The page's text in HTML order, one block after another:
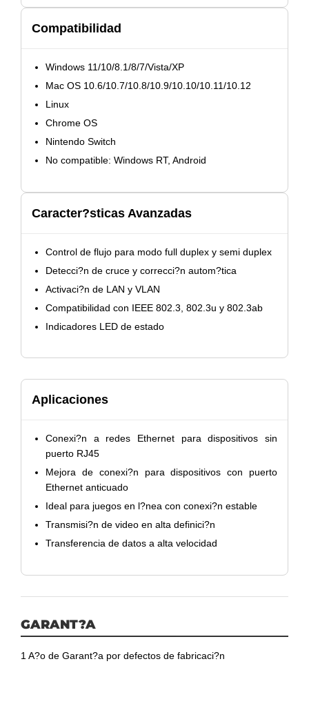
Compatibilidad
Windows 11/10/8.1/8/7/Vista/XP
Mac OS 10.6/10.7/10.8/10.9/10.10/10.11/10.12
Linux
Chrome OS
Nintendo Switch
No compatible: Windows RT, Android
Caracter?sticas Avanzadas
Control de flujo para modo full duplex y semi duplex
Detecci?n de cruce y correcci?n autom?tica
Activaci?n de LAN y VLAN
Compatibilidad con IEEE 802.3, 802.3u y 802.3ab
Indicadores LED de estado
Aplicaciones
Conexi?n a redes Ethernet para dispositivos sin
puerto RJ45
Mejora de conexi?n para dispositivos con puerto
Ethernet anticuado
Ideal para juegos en l?nea con conexi?n estable
Transmisi?n de video en alta definici?n
Transferencia de datos a alta velocidad
GARANT?A
1 A?o de Garant?a por defectos de fabricaci?n